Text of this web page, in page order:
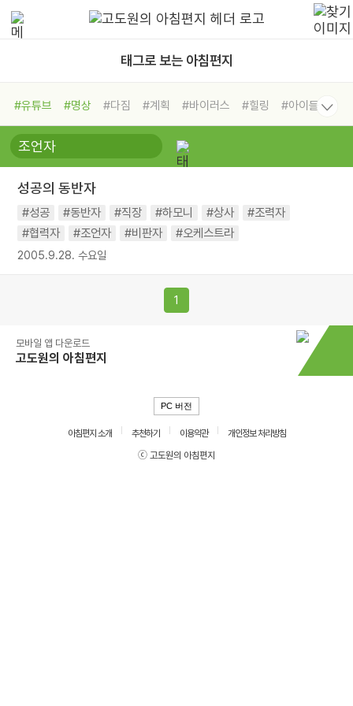
태그로 보는 아침편지
#유튜브 #명상 #다짐 #계획 #바이러스 #힐링
#아이들
#비전캠프
#독서캠프 #삶
#희망
#나눔 #친구 #링컨학교
#독서
#건강 #면역력
성공의 동반자
#성공 #동반자 #직장 #하모니 #상사
#조력자
#협력자
#조언자 #비판자 #오케스트라
2005.9.28. 수요일
1
모바일 앱 다운로드
고도원의 아침편지
PC 버전
아침편지 소개 추천하기 이용약관
개인정보 처리방침
ⓒ 고도원의 아침편지